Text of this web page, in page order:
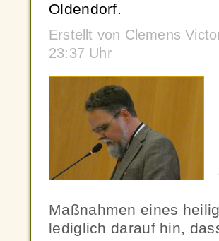
Oldendorf.
Erstellt von Clemens
23:37 Uhr
Maßnahmen eines
lediglich darauf hin,